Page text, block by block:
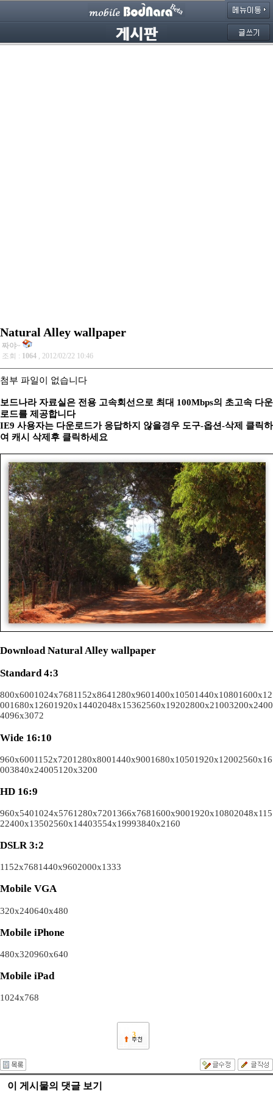
Natural Alley wallpaper
짜야~
조회 : 1064 , 2012/02/22 10:46
첨부 파일이 없습니다
보드나라 자료실은 전용 고속회선으로 최대 100Mbps의 초고속 다운
로드를 제공합니다
IE9 사용자는 다운로드가 응답하지 않을경우 도구-옵션-삭제 클릭하
여 캐시 삭제후 클릭하세요
Download Natural Alley wallpaper
Standard 4:3
800x6001024x7681152x8641280x9601400x10501440x10801600x12
001680x12601920x14402048x15362560x19202800x21003200x2400
4096x3072
Wide 16:10
960x6001152x7201280x8001440x9001680x10501920x12002560x16
003840x24005120x3200
HD 16:9
960x5401024x5761280x7201366x7681600x9001920x10802048x115
22400x13502560x14403554x19993840x2160
DSLR 3:2
1152x7681440x9602000x1333
Mobile VGA
320x240640x480
Mobile iPhone
480x320960x640
Mobile iPad
1024x768
3
이 게시물의 댓글 보기